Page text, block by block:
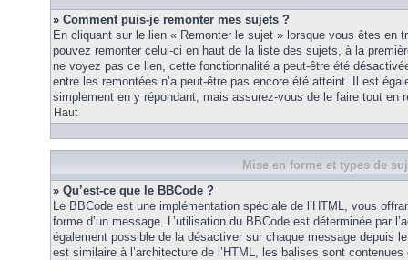
» Comment puis-je remonter mes sujets ?
En cliquant sur le lien « Remonter le sujet » lorsque vous êtes en
pouvez remonter celui-ci en haut de la liste des sujets, à la
ne voyez pas ce lien, cette fonctionnalité a peut-être été
entre les remontées n’a peut-être pas encore été atteint. Il est
simplement en y répondant, mais assurez-vous de le faire tout en
Haut
Mise en forme et types de
» Qu’est-ce que le BBCode ?
Le BBCode est une implémentation spéciale de l’HTML, vous
forme d’un message. L’utilisation du BBCode est déterminée par
également possible de la désactiver sur chaque message depuis
est similaire à l’architecture de l’HTML, les balises sont